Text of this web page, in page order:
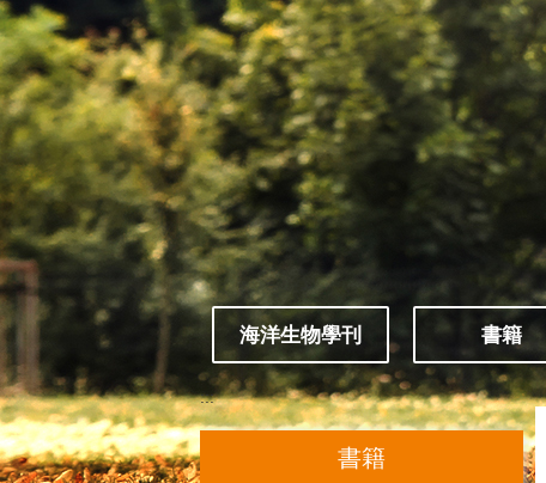
跳到主要內容區塊
海洋生物學刊 書籍
:::
書籍